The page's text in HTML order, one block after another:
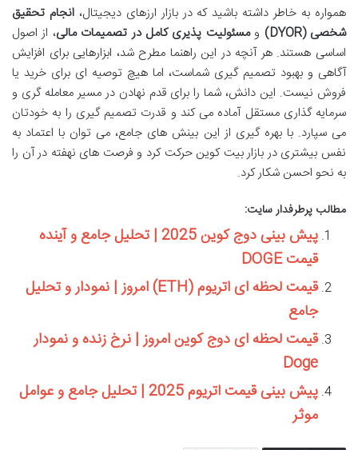
همواره به خاطر داشته باشید که در بازار ارزهای دیجیتال،انجام تحقیق
شخصی (DYOR)
ومسئولیت پذیری کامل در تصمیمات مالی، از اصول
اساسی هستند. هر آنچه در این راهنما مطرح شد، ابزارهایی برای افزایش
آگاهی و بهبود تصمیم گیری شماست، اما هیچ توصیه ای برای خرید یا
فروش نیست. این دانش، شما را برای قدم نهادن در مسیر معامله گری و
سرمایه گذاری مستقل آماده می کند و قدرت تصمیم گیری را به خودتان
می سپارد. با بهره گیری از این بینش های جامع، می توان با اعتماد به
نفس بیشتری در بازار بیت کوین حرکت کرد و فرصت های نهفته در آن را
به نحو احسن شکار کرد.
مطالب پرطرفدار سایت:
پیش بینی دوج کوین 2025 | تحلیل جامع و آینده
قیمت DOGE
قیمت لحظه ای اتریوم (ETH) امروز | نمودار و تحلیل
جامع
قیمت لحظه ای دوج کوین امروز | نرخ زنده و نمودار
Doge
پیش بینی قیمت اتریوم 2025 | تحلیل جامع و عوامل
موثر